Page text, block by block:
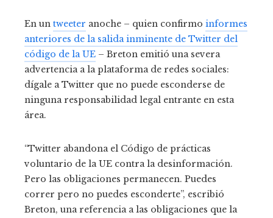
En un tweeter anoche – quien confirmo informes
anteriores de la salida inminente de Twitter del
código de la UE – Breton emitió una severa
advertencia a la plataforma de redes sociales:
dígale a Twitter que no puede esconderse de
ninguna responsabilidad legal entrante en esta
área.
“Twitter abandona el Código de prácticas
voluntario de la UE contra la desinformación.
Pero las obligaciones permanecen. Puedes
correr pero no puedes esconderte”, escribió
Breton, una referencia a las obligaciones que la